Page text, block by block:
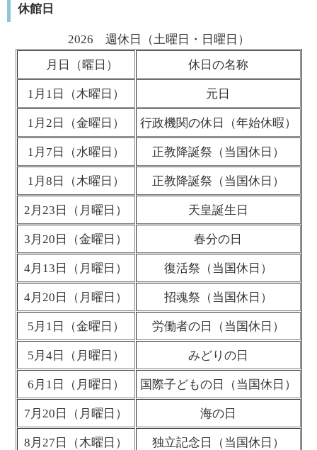
休館日
2026 週休日（土曜日・日曜日）
月日（曜日）
休日の名称
1月1日（木曜日） 元日
1月2日（金曜日） 行政機関の休日（年始休暇）
1月7日（水曜日） 正教降誕祭（当国休日）
1月8日（木曜日） 正教降誕祭（当国休日）
2月23日（月曜日） 天皇誕生日
3月20日（金曜日） 春分の日
4月13日（月曜日） 復活祭（当国休日）
4月20日（月曜日） 招魂祭（当国休日）
5月1日（金曜日） 労働者の日（当国休日）
5月4日（月曜日） みどりの日
6月1日（月曜日） 国際子どもの日 （当国休日）
7月20日（月曜日） 海の日
8月27日（木曜日） 独立記念日（当国休日）